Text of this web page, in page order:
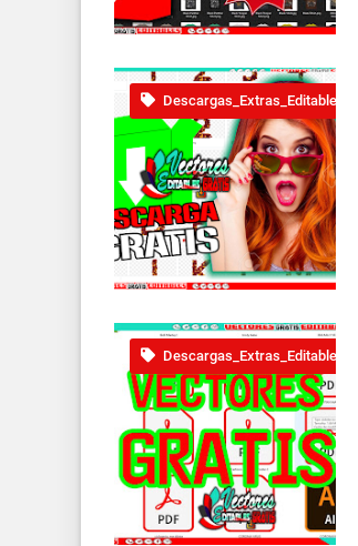
Descargas_Extras_Editable
Descargas_Extras_Editable